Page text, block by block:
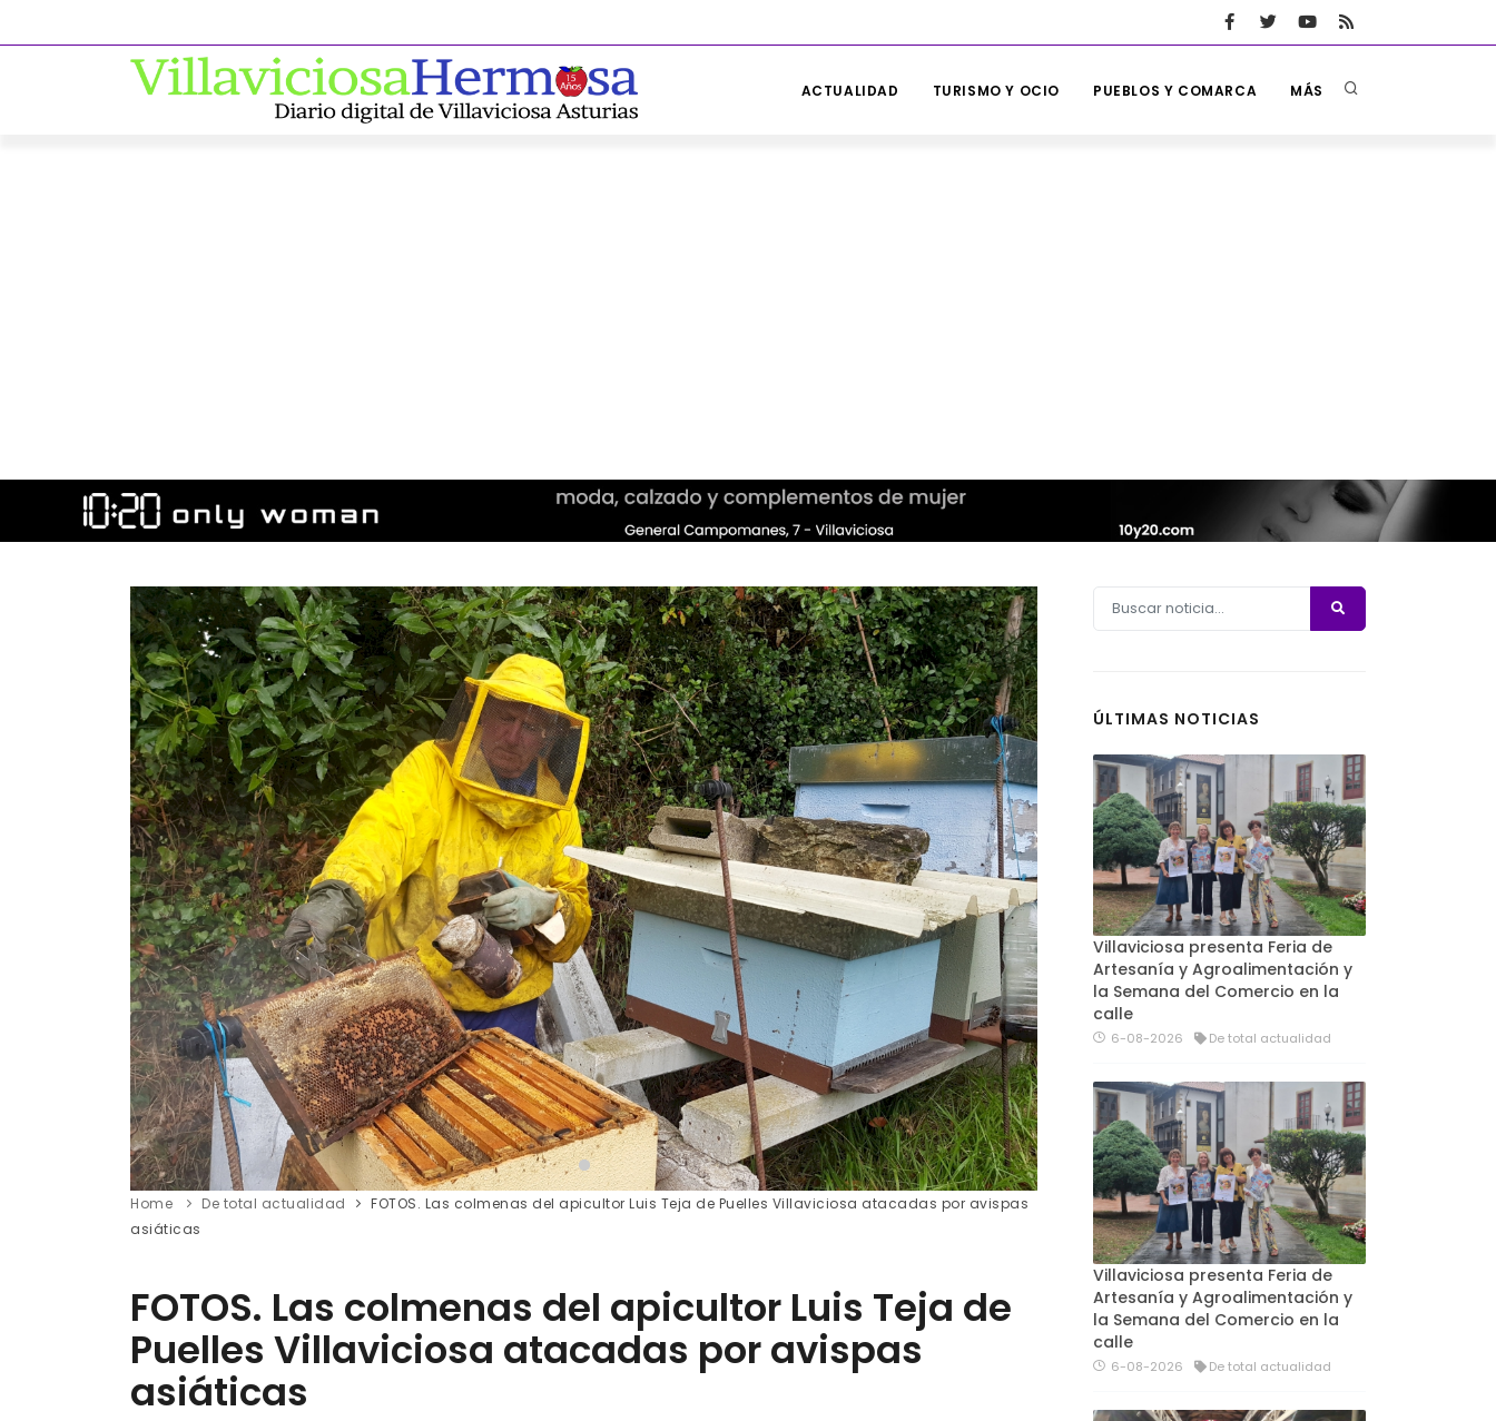
ACTUALIDAD TURISMO Y OCIO PUEBLOS Y COMARCA MÁS
Home De total actualidad
FOTOS. Las colmenas del apicultor Luis Teja de Puelles Villaviciosa atacadas por avispas
asiáticas
FOTOS. Las colmenas del apicultor Luis Teja de
Puelles Villaviciosa atacadas por avispas
asiáticas
ÚLTIMAS NOTICIAS
Villaviciosa presenta Feria de
Artesanía y Agroalimentación y
la Semana del Comercio en la
calle
6-08-2026 De total actualidad
Villaviciosa presenta Feria de
Artesanía y Agroalimentación y
la Semana del Comercio en la
calle
6-08-2026 De total actualidad